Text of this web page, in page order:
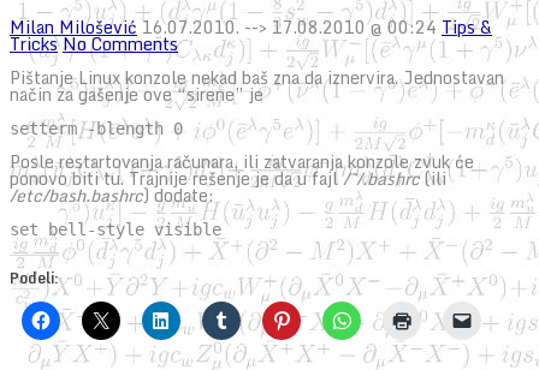
Milan Milošević 16.07.2010. --> 17.08.2010 @ 00:24 Tips &
TricksNo Comments
Pištanje Linux konzole nekad baš zna da iznervira. Jednostavan
način za gašenje ove “sirene” je
setterm -blength 0
Posle restartovanja računara, ili zatvaranja konzole zvuk će
ponovo biti tu. Trajnije rešenje je da u fajl/~/.bashrc(ili
/etc/bash.bashrc) dodate:
set bell-style visible
Podeli: